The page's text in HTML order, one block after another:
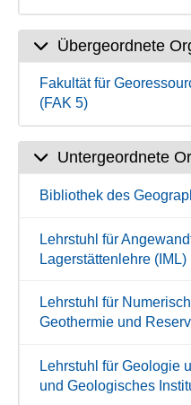
Übergeordnete
Fakultät für
(FAK 5)
Untergeordnete
Bibliothek des
Lehrstuhl für
Lagerstättenlehre (IML)
Lehrstuhl für
Geothermie und
Lehrstuhl für Geologie
und Geologisches